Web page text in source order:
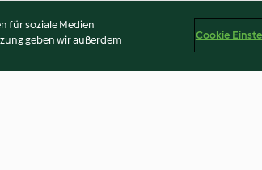
für soziale Medien
geben wir außerdem
Cookie